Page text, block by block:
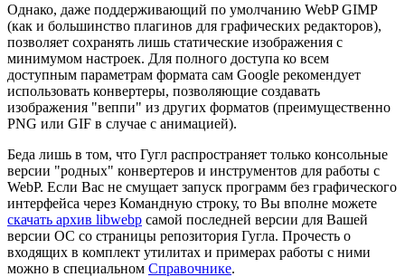
Однако, даже поддерживающий по умолчанию WebP GIMP
(как и большинство плагинов для графических редакторов),
позволяет сохранять лишь статические изображения с
минимумом настроек. Для полного доступа ко всем
доступным параметрам формата сам Google рекомендует
использовать конвертеры, позволяющие создавать
изображения "веппи" из других форматов (преимущественно
PNG или GIF в случае с анимацией).
Беда лишь в том, что Гугл распространяет только консольные
версии "родных" конвертеров и инструментов для работы с
WebP. Если Вас не смущает запуск программ без графического
интерфейса через Командную строку, то Вы вполне можете
скачать архив libwebp самой последней версии для Вашей
версии ОС со страницы репозитория Гугла. Прочесть о
входящих в комплект утилитах и примерах работы с ними
можно в специальном Справочнике.